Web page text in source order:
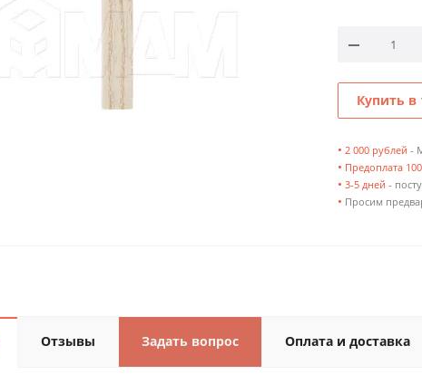
Купить в
• 2 000 рублей -
• Предоплата
• 3-5 дней -
• Просим
Отзывы Задать вопрос Оплата и доставка